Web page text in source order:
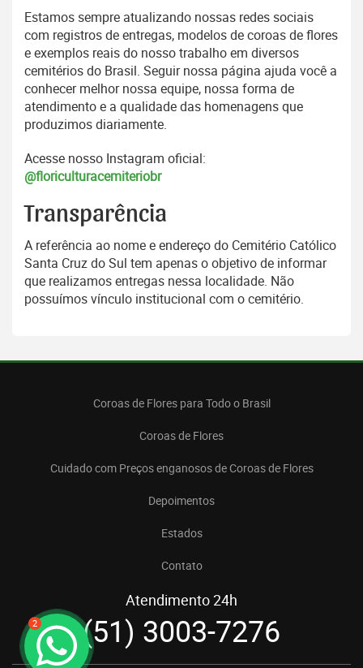
2
Estamos sempre atualizando nossas redes sociais
com registros de entregas, modelos de coroas de flores
e exemplos reais do nosso trabalho em diversos
cemitérios do Brasil. Seguir nossa página ajuda você a
conhecer melhor nossa equipe, nossa forma de
atendimento e a qualidade das homenagens que
produzimos diariamente.
Acesse nosso Instagram oficial:
@floriculturacemiteriobr
Transparência
A referência ao nome e endereço do Cemitério Católico
Santa Cruz do Sul tem apenas o objetivo de informar
que realizamos entregas nessa localidade. Não
possuímos vínculo institucional com o cemitério.
Coroas de Flores para Todo o Brasil
Coroas de Flores
Cuidado com Preços enganosos de Coroas de Flores
Depoimentos
Estados
Contato
Atendimento 24h
(51) 3003-7276